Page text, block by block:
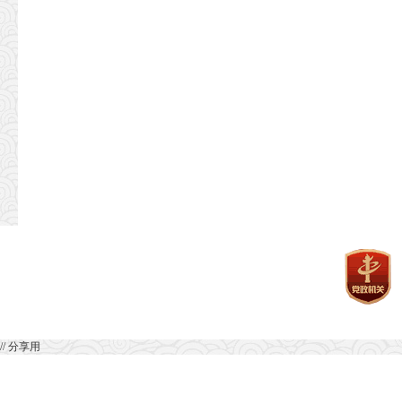
// 分享用